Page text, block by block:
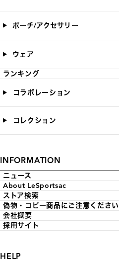
ポーチ/アクセサリー
ウェア
ランキング
コラボレーション
コレクション
INFORMATION
ニュース
About LeSportsac
ストア検索
偽物・コピー商品にご注意ください
会社概要
採用サイト
HELP